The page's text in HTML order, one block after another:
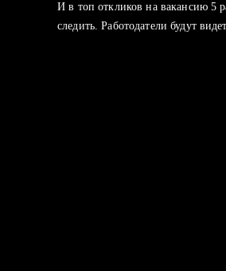
И в топ откликов на вакансию 5
следить. Работодатели будут